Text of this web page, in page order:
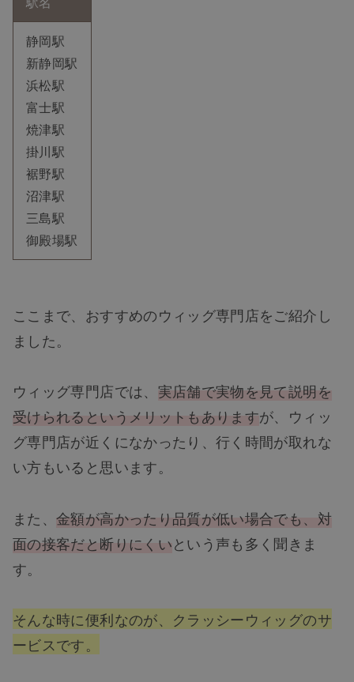
静岡駅
新静岡駅
浜松駅
富士駅
焼津駅
掛川駅
裾野駅
沼津駅
三島駅
御殿場駅
ここまで、おすすめのウィッグ専門店をご紹介し
ました。
ウィッグ専門店では、 実店舗で実物を見て説明を
受けられるというメリットもありますが、ウィッ
グ専門店が近くになかったり、行く時間が取れな
い方もいると思います。
また、金額が高かったり品質が低い場合でも、対
面の接客だと断りにくいという声も多く聞きま
す。
そんな時に便利なのが、クラッシーウィッグのサ
ービスです。